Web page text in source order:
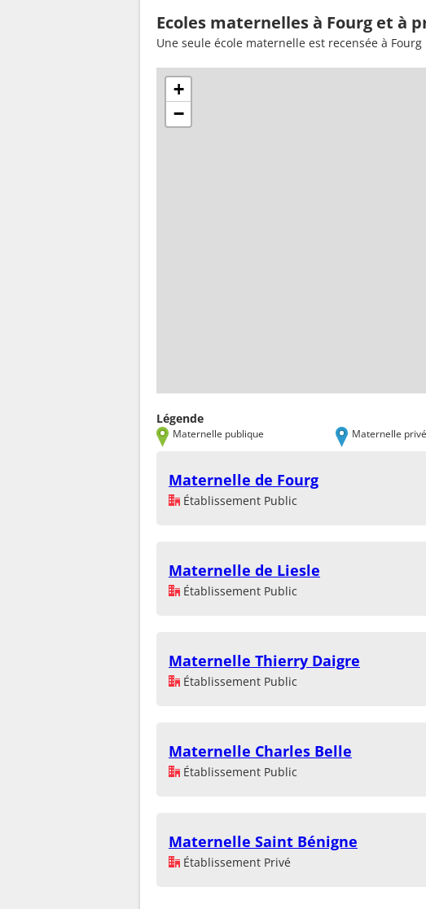
Ecoles maternelles à Fourg et à
Une seule école maternelle est recensée à Fourg
+
−
Légende
Maternelle publique Maternelle
Maternelle de Fourg
Établissement Public
Maternelle de Liesle
Établissement Public
Maternelle Thierry Daigre
Établissement Public
Maternelle Charles Belle
Établissement Public
Maternelle Saint Bénigne
Établissement Privé